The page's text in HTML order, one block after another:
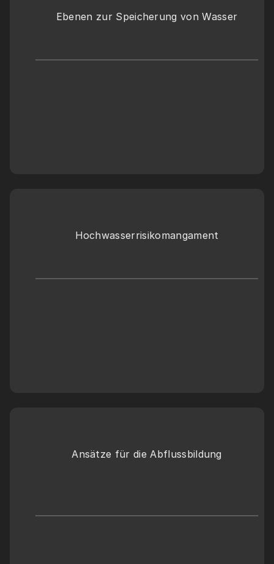
Ebenen zur Speicherung von Wasser
Hochwasserrisikomangament
Ansätze für die Abflussbildung